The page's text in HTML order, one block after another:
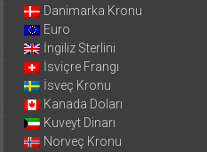
Danimarka Kronu
Euro
İngiliz Sterlini
İsviçre Frangı
İsveç Kronu
Kanada Doları
Kuveyt Dinarı
Norveç Kronu